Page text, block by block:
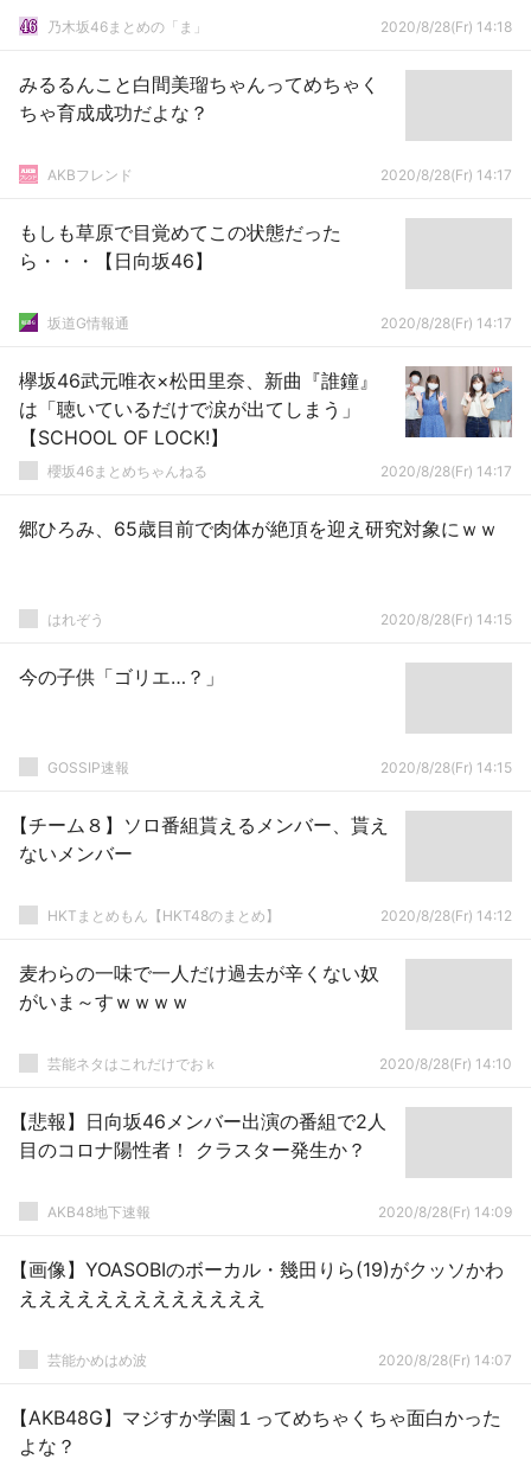
乃木坂46まとめの「ま」 2020/8/28(Fr) 14:18
みるるんこと白間美瑠ちゃんってめちゃく
ちゃ育成成功だよな？
AKBフレンド 2020/8/28(Fr) 14:17
もしも草原で目覚めてこの状態だった
ら・・・【日向坂46】
坂道G情報通 2020/8/28(Fr) 14:17
欅坂46武元唯衣×松田里奈、新曲『誰鐘』
は「聴いているだけで涙が出てしまう」
【SCHOOL OF LOCK!】
櫻坂46まとめちゃんねる 2020/8/28(Fr) 14:17
郷ひろみ、65歳目前で肉体が絶頂を迎え研究対象にｗｗ
はれぞう 2020/8/28(Fr) 14:15
今の子供「ゴリエ…？」
GOSSIP速報 2020/8/28(Fr) 14:15
【チーム８】ソロ番組貰えるメンバー、貰え
ないメンバー
HKTまとめもん【HKT48のまとめ】 2020/8/28(Fr) 14:12
麦わらの一味で一人だけ過去が辛くない奴
がいま～すｗｗｗｗ
芸能ネタはこれだけでおｋ 2020/8/28(Fr) 14:10
【悲報】日向坂46メンバー出演の番組で2人
目のコロナ陽性者！ クラスター発生か？
AKB48地下速報 2020/8/28(Fr) 14:09
【画像】YOASOBIのボーカル・幾田りら(19)がクッソかわ
えええええええええええええ
芸能かめはめ波 2020/8/28(Fr) 14:07
【AKB48G】マジすか学園１ってめちゃくちゃ面白かった
よな？